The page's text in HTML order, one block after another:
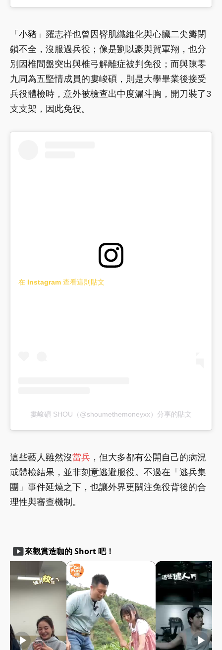
「小豬」羅志祥也曾因臀肌纖維化與心臟二尖瓣閉
鎖不全，沒服過兵役；像是劉以豪與賀軍翔，也分
別因椎間盤突出與椎弓解離症被判免役；而與陳零
九同為五堅情成員的婁峻碩，則是大學畢業後接受
兵役體檢時，意外被檢查出中度漏斗胸，開刀裝了3
支支架，因此免役。
在 Instagram 查看這則貼文
婁峻碩 SHOU（@shoumethemoneyxx）分享的貼文
這些藝人雖然沒當兵 ，但大多都有公開自己的病況
或體檢結果，並非刻意逃避服役。不過在「逃兵集
團」事件延燒之下，也讓外界更關注免役背後的合
理性與審查機制。
smart_display來觀賞造咖的 Short 吧！
play_arrow play_arrow play_arrow